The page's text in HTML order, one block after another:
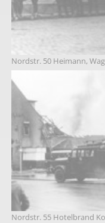
Nordstr. 50 Heimann,
Nordstr. 55 Hotelbrand